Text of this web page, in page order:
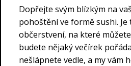
Dopřejte svým blízkým na
pohoštění ve formě sushi.
občerstvení, na které
budete nějaký večírek
nešlápnete vedle, a my vám